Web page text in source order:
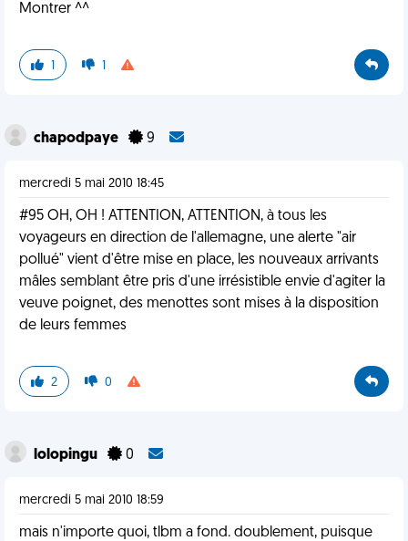
Montrer ^^
1 1
chapodpaye 9
mercredi 5 mai 2010 18:45
#95 OH, OH ! ATTENTION, ATTENTION, à tous les
voyageurs en direction de l'allemagne, une alerte "air
pollué" vient d'être mise en place, les nouveaux arrivants
mâles semblant être pris d'une irrésistible envie d'agiter la
veuve poignet, des menottes sont mises à la disposition
de leurs femmes
2 0
lolopingu 0
mercredi 5 mai 2010 18:59
mais n'importe quoi, tlbm a fond. doublement, puisque